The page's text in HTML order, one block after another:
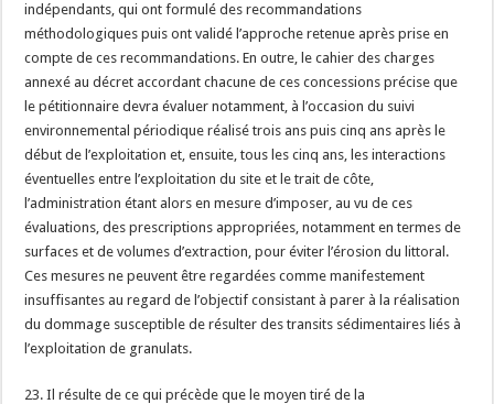
indépendants, qui ont formulé des recommandations
méthodologiques puis ont validé l’approche retenue après prise en
compte de ces recommandations. En outre, le cahier des charges
annexé au décret accordant chacune de ces concessions précise que
le pétitionnaire devra évaluer notamment, à l’occasion du suivi
environnemental périodique réalisé trois ans puis cinq ans après le
début de l’exploitation et, ensuite, tous les cinq ans, les interactions
éventuelles entre l’exploitation du site et le trait de côte,
l’administration étant alors en mesure d’imposer, au vu de ces
évaluations, des prescriptions appropriées, notamment en termes de
surfaces et de volumes d’extraction, pour éviter l’érosion du littoral.
Ces mesures ne peuvent être regardées comme manifestement
insuffisantes au regard de l’objectif consistant à parer à la réalisation
du dommage susceptible de résulter des transits sédimentaires liés à
l’exploitation de granulats.
23. Il résulte de ce qui précède que le moyen tiré de la